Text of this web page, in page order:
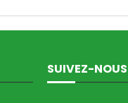
SUIVEZ-NOUS